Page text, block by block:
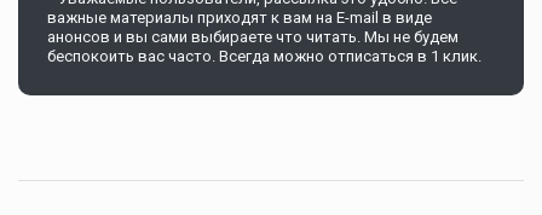
важные материалы приходят к вам на E-mail в виде
анонсов и вы сами выбираете что читать. Мы не будем
беспокоить вас часто. Всегда можно отписаться в 1 клик.